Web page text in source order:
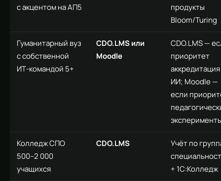
с акцентом на АП5
продукты
Bloom/Turing
Гуманитарный вуз
с собственной
ИТ-командой 5+
CDO.LMS или
Moodle
CDO.LMS —
приоритет
ИИ; Moodle —
если
Колледж СПО
500–2 000
учащихся
CDO.LMS
Учёт по
+ 1С:Колледж